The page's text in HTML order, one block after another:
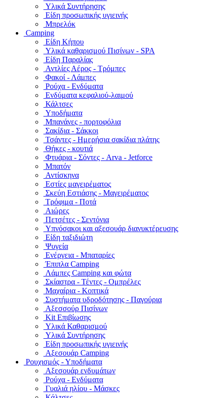
Υλικά Συντήρησης
Είδη προσωπικής υγιεινής
Μπρελόκ
Camping
Είδη Κήπου
Υλικά καθαρισμού Πισίνων - SPA
Είδη Παραλίας
Αντλίες Αέρος - Τρόμπες
Φακοί - Λάμπες
Ρούχα - Ενδύματα
Ενδύματα κεφαλιού-λαιμού
Κάλτσες
Υποδήματα
Μπανάνες - πορτοφόλια
Σακίδια - Σάκκοι
Τσάντες - Ημερήσια σακίδια πλάτης
Θήκες - κουτιά
Φτυάρια - Σόντες - Arva - Jetforce
Μπατόν
Αντίσκηνα
Εστίες μαγειρέματος
Σκεύη Εστιάσης - Μαγειρέματος
Τρόφιμα - Ποτά
Αιώρες
Πετσέτες - Σεντόνια
Υπνόσακοι και αξεσουάρ διανυκτέρευσης
Είδη ταξιδιώτη
Ψυγεία
Ενέργεια - Μπαταρίες
Έπιπλα Camping
Λάμπες Camping και φώτα
Σκίαστρα - Τέντες - Ομπρέλες
Μαχαίρια - Κοπτικά
Συστήματα υδροδότησης - Παγούρια
Αξεσσούρ Πισίνων
Kit Επιβίωσης
Υλικά Καθαρισμού
Υλικά Συντήρησης
Είδη προσωπικής υγιεινής
Αξεσουάρ Camping
Ρουχισμός - Υποδήματα
Αξεσουάρ ενδυμάτων
Ρούχα - Ενδύματα
Γυαλιά ηλίου - Μάσκες